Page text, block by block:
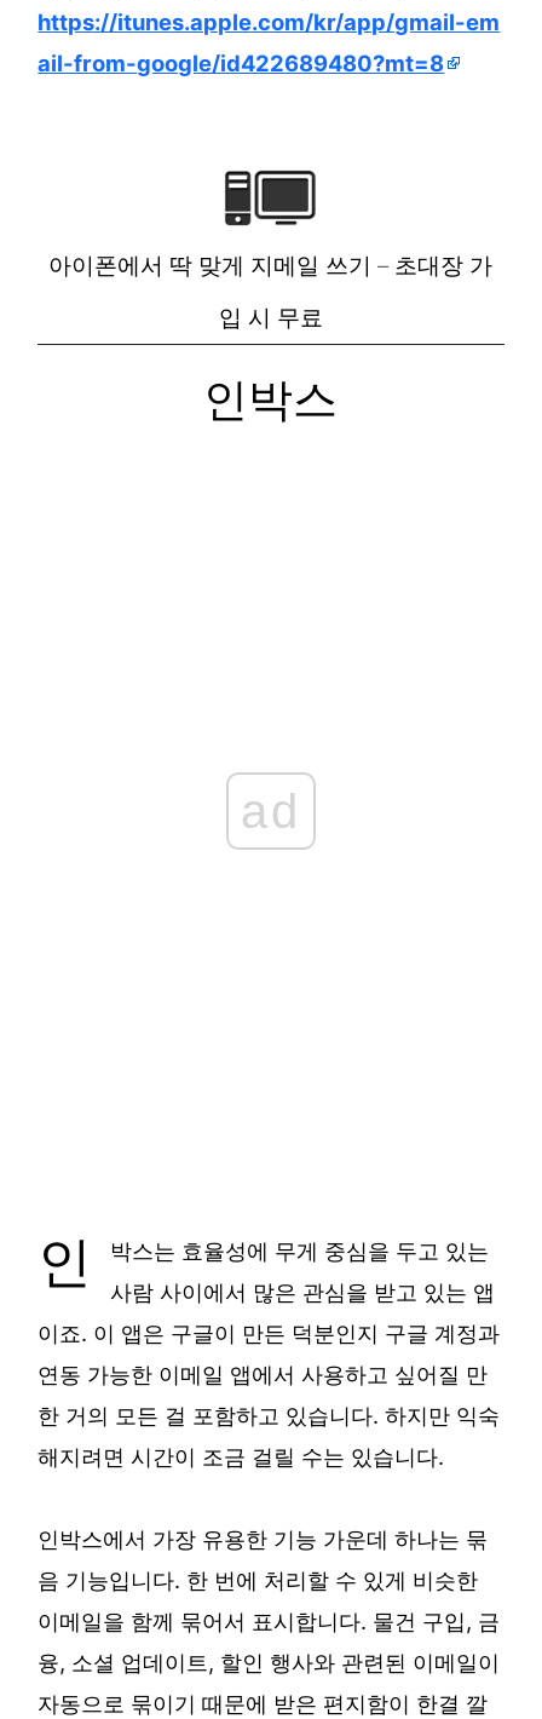
https://itunes.apple.com/kr/app/gmail-em
ail-from-google/id422689480?mt=8
아이폰에서 딱 맞게 지메일 쓰기 – 초대장 가
입 시 무료
인박스
ad
인
박스는 효율성에 무게 중심을 두고 있는
사람 사이에서 많은 관심을 받고 있는 앱
이죠. 이 앱은 구글이 만든 덕분인지 구글 계정과
연동 가능한 이메일 앱에서 사용하고 싶어질 만
한 거의 모든 걸 포함하고 있습니다. 하지만 익숙
해지려면 시간이 조금 걸릴 수는 있습니다.
인박스에서 가장 유용한 기능 가운데 하나는 묶
음 기능입니다. 한 번에 처리할 수 있게 비슷한
이메일을 함께 묶어서 표시합니다. 물건 구입, 금
융, 소셜 업데이트, 할인 행사와 관련된 이메일이
자동으로 묶이기 때문에 받은 편지함이 한결 깔